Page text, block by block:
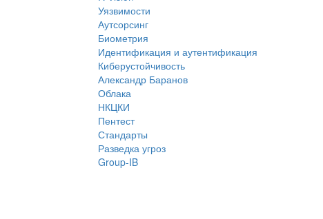
Уязвимости
Аутсорсинг
Биометрия
Идентификация и аутентификация
Киберустойчивость
Александр Баранов
Облака
НКЦКИ
Пентест
Стандарты
Разведка угроз
Group-IB